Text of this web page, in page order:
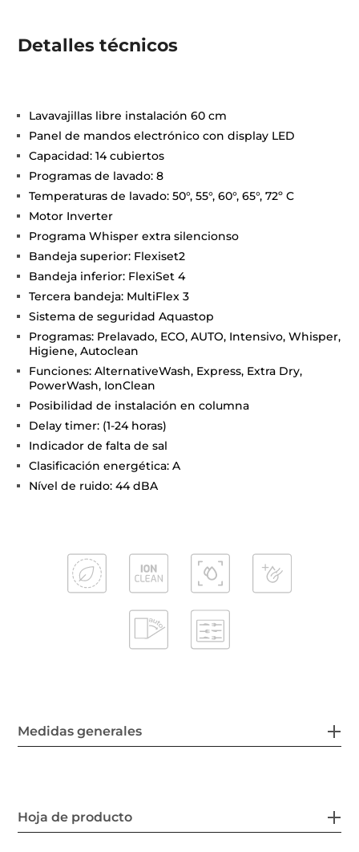
Detalles técnicos
Lavavajillas libre instalación 60 cm
Panel de mandos electrónico con display LED
Capacidad: 14 cubiertos
Programas de lavado: 8
Temperaturas de lavado: 50°, 55°, 60°, 65°, 72º C
Motor Inverter
Programa Whisper extra silencionso
Bandeja superior: Flexiset2
Bandeja inferior: FlexiSet 4
Tercera bandeja: MultiFlex 3
Sistema de seguridad Aquastop
Programas: Prelavado, ECO, AUTO, Intensivo, Whisper,
Higiene, Autoclean
Funciones: AlternativeWash, Express, Extra Dry,
PowerWash, IonClean
Posibilidad de instalación en columna
Delay timer: (1-24 horas)
Indicador de falta de sal
Clasificación energética: A
Nível de ruido: 44 dBA
Medidas generales
Hoja de producto